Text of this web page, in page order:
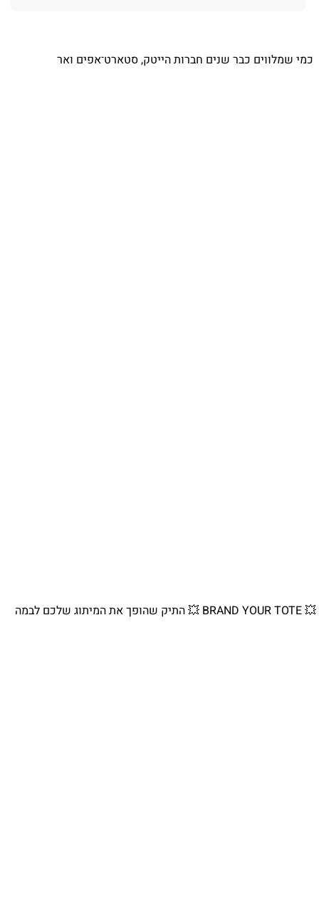
⁨ כמי שמלווים כבר שנים חברות הייטק, סטארט־אפים ואר
💥 BRAND YOUR TOTE 💥 התיק שהופך את המיתוג שלכם לבמה